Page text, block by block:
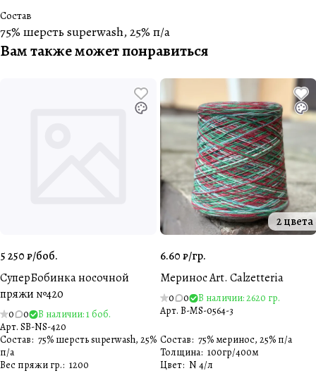
Состав
75% шерсть superwash, 25% п/а
Вам также может понравиться
5 250 ₽/боб.
СуперБобинка носочной
пряжи №420
0 0
В наличии: 1 боб.
Арт. SB-NS-420
Состав: 75% шерсть superwash, 25%
п/а
Вес пряжи гр.: 1200
2 цвета
6.60 ₽/гр.
Меринос Art. Calzetteria
0 0
В наличии: 2620 гр.
Арт. B-MS-0564-3
Состав: 75% меринос, 25% п/а
Толщина: 100гр/400м
Цвет: N 4/л